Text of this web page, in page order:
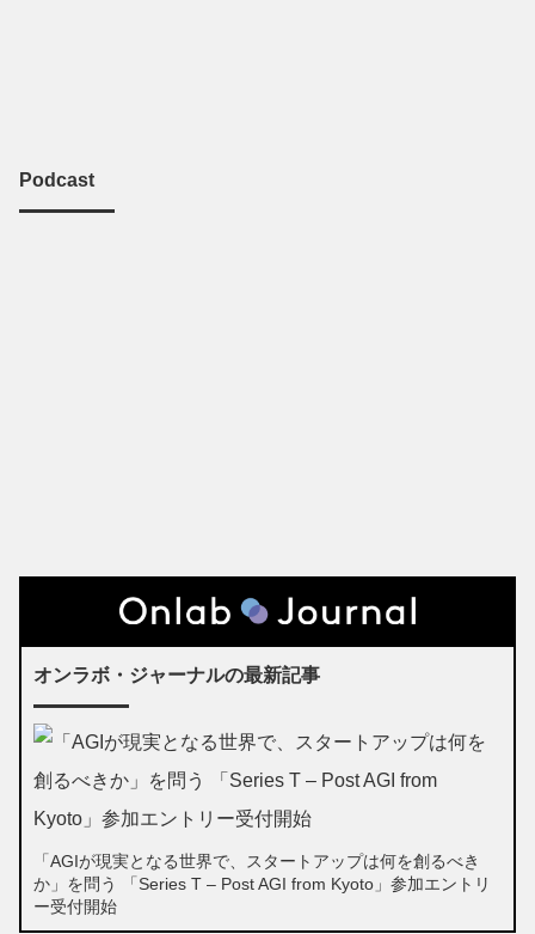
Podcast
オンラボ・ジャーナルの最新記事
「AGIが現実となる世界で、スタートアップは何を創るべき
か」を問う 「Series T – Post AGI from Kyoto」参加エントリ
ー受付開始